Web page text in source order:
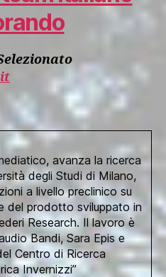
avanza la ricerca
degli Studi di Milano,
a livello preclinico su
del prodotto sviluppato in
Research. Il lavoro è
Bandi, Sara Epis e
Centro di Ricerca
Invernizzi”